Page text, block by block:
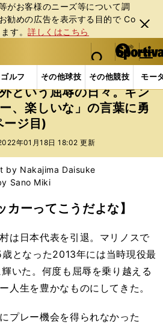
がお客様のニーズ等について調
勧めの広告を表⽰する⽬的で Co
す。詳しくはこちら
閉じ
る
web Sportiva (webスポルティーバ)
検索
マイペ
ー
ジ
メニュ
ゴルフ その他球技 その他競技 モー
Jリーグ他 Jリーグ 中村俊
という屈辱の日々。キン
、楽しいな」の言葉に勇
ージ目)
年01月18日 18:02 更新
by Nakajima Daisuke
Sano Miki
カーってこうだよな】
は日本代表を引退。マリノスで
となった2013年には当時現役最
いた。何度も屈辱を乗り越える
人生を豊かなものにしてきた。
プレー機会を得られなかった